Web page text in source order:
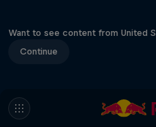
Want to see content from United
Continue